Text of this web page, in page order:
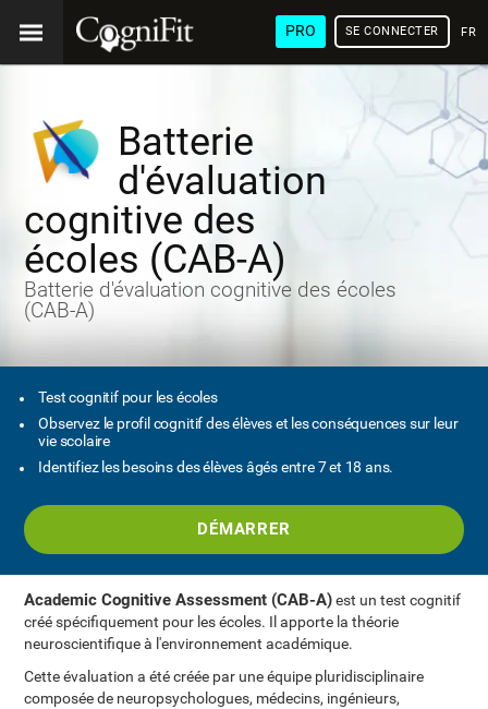
PRO SE CONNECTER
Batterie
d'évaluation
cognitive des
écoles (CAB-A)
Batterie d'évaluation cognitive des écoles
(CAB-A)
Test cognitif pour les écoles
Observez le profil cognitif des élèves et les conséquences sur leur
vie scolaire
Identifiez les besoins des élèves âgés entre 7 et 18 ans.
DÉMARRER
Academic Cognitive Assessment (CAB-A)est un test cognitif
créé spécifiquement pour les écoles. Il apporte la théorie
neuroscientifique à l'environnement académique.
Cette évaluation a été créée par une équipe pluridisciplinaire
composée de neuropsychologues, médecins, ingénieurs,